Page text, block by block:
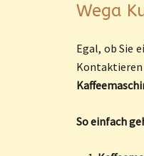
Wega
Egal, ob Sie
So einfach